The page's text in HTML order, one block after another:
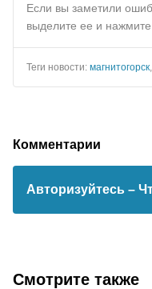
Если вы заметили
выделите ее и
Теги новости: магнитогорск
Комментарии
Авторизуйтесь –
Смотрите также